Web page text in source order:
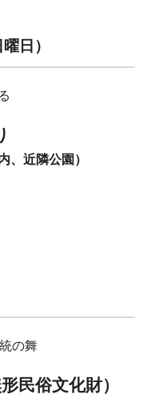
日）
、近隣公園）
の舞
民俗文化財）